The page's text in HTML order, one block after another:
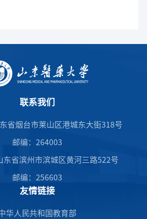
联系我们
省烟台市莱山区港城东大街318号
邮编：264003
东省滨州市滨城区黄河三路522号
邮编：256603
友情链接
华人民共和国教育部